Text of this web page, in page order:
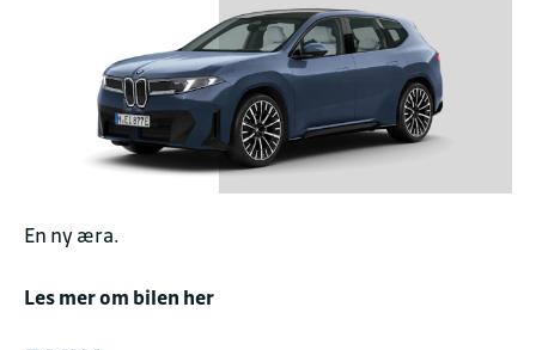
En ny æra.
Les mer om bilen her